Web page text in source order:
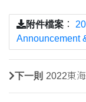
附件檔案 ：
Announcement
下一則 2022東